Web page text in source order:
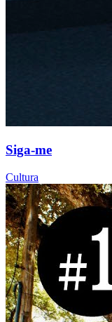
Siga-me
Cultura